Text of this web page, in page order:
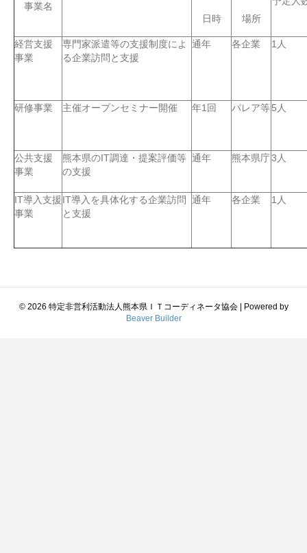
事業名
日時 場所
経営支援
事業
専門家派遣等の支援制度によ
る企業訪問と支援
通年 各企業 1人
研修事業 主催オープンセミナー開催 年1回 パレア等5人
公共支援
事業
熊本県のIT調達・提案評価等
の支援
通年 熊本県庁3人
IT導入支援
事業
IT導入を具体化する企業訪問
と支援
通年 各企業 1人
© 2026 特定非営利活動法人熊本県ＩＴコーディネータ協会 | Powered by
Beaver Builder